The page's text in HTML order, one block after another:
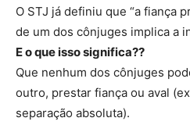
O STJ já definiu que “a fiança
de um dos cônjuges implica a
E o que isso significa??
Que nenhum dos cônjuges
outro, prestar fiança ou aval
separação absoluta).